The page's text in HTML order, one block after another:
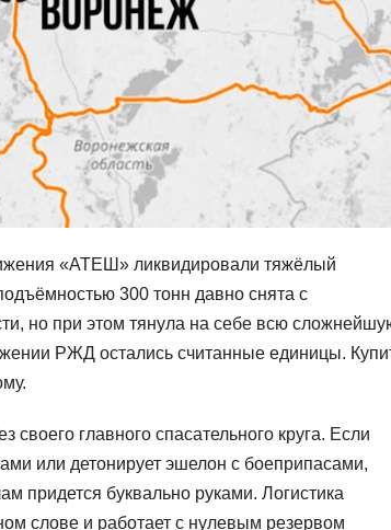
«АТЕШ» ликвидировали тяжёлый
300 тонн давно снята с
но при этом тянула на себе всю
РЖД остались считанные единицы.
главного спасательного круга. Если
или детонирует эшелон с боеприпасами,
придется буквально руками. Логистика
слове и работает с нулевым резервом